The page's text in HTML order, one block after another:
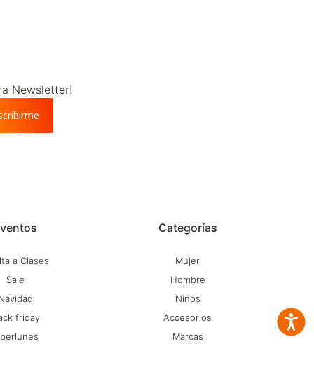
a Clases
Sale
friday
Categorías
Mujer
Hombre
Niños
Accesorios
Marcas
Newsletter!